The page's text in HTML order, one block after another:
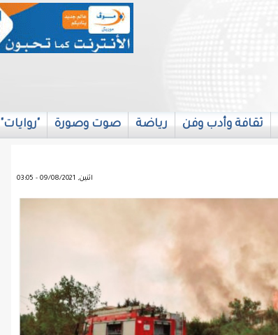
ثقافة وأدب وفن رياضة صوت وصورة "روايات"
اثنين, 09/08/2021 - 03:05